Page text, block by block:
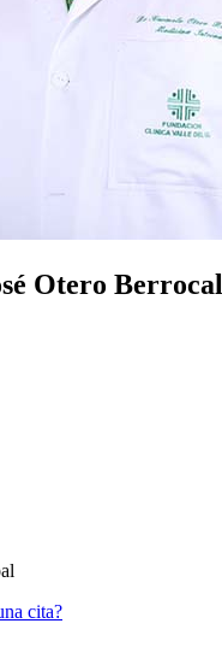
Otero Berrocal
cita?